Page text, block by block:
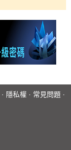
· 隱私權 · 常見問題 ·